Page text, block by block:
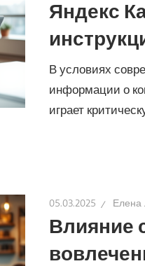
Яндекс
В условиях
информации о
играет
05.03.2025 Елена
Влияние